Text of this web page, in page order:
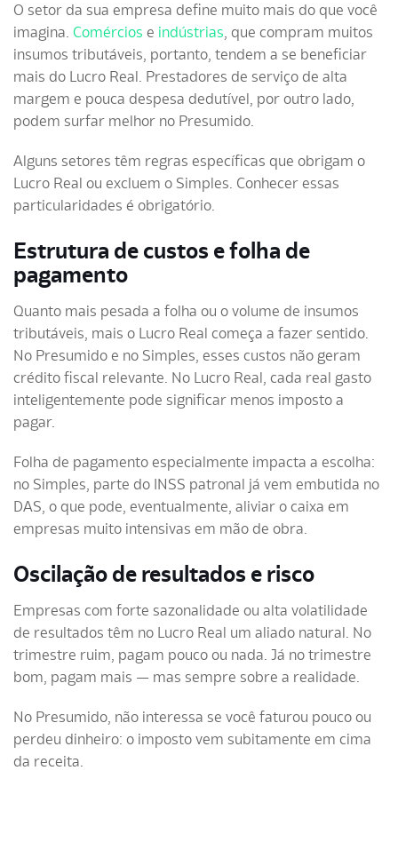
O setor da sua empresa define muito mais do que você
imagina. Comércios e indústrias, que compram muitos
insumos tributáveis, portanto, tendem a se beneficiar
mais do Lucro Real. Prestadores de serviço de alta
margem e pouca despesa dedutível, por outro lado,
podem surfar melhor no Presumido.
Alguns setores têm regras específicas que obrigam o
Lucro Real ou excluem o Simples. Conhecer essas
particularidades é obrigatório.
Estrutura de custos e folha de
pagamento
Quanto mais pesada a folha ou o volume de insumos
tributáveis, mais o Lucro Real começa a fazer sentido.
No Presumido e no Simples, esses custos não geram
crédito fiscal relevante. No Lucro Real, cada real gasto
inteligentemente pode significar menos imposto a
pagar.
Folha de pagamento especialmente impacta a escolha:
no Simples, parte do INSS patronal já vem embutida no
DAS, o que pode, eventualmente, aliviar o caixa em
empresas muito intensivas em mão de obra.
Oscilação de resultados e risco
Empresas com forte sazonalidade ou alta volatilidade
de resultados têm no Lucro Real um aliado natural. No
trimestre ruim, pagam pouco ou nada. Já no trimestre
bom, pagam mais — mas sempre sobre a realidade.
No Presumido, não interessa se você faturou pouco ou
perdeu dinheiro: o imposto vem subitamente em cima
da receita.